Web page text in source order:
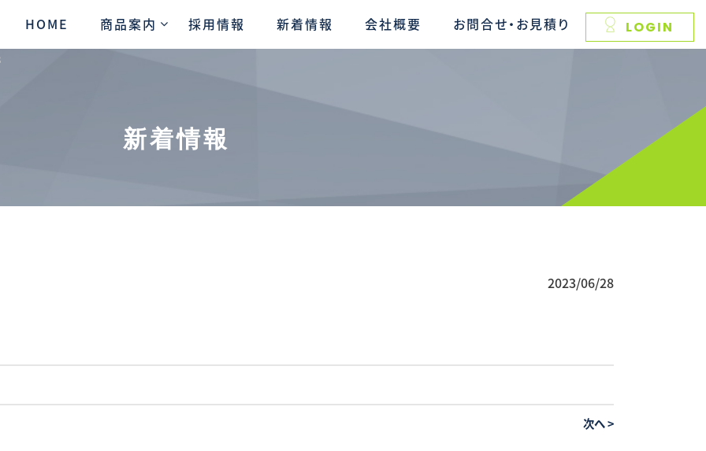
HOME 商品案内 採用情報 新着情報 会社概要 お問合せ・お見積り LOGIN
新着情報
2023/06/28
次へ>